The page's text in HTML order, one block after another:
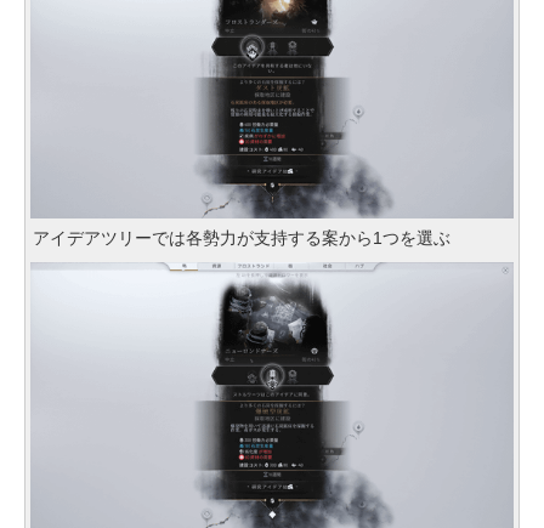
アイデアツリーでは各勢力が支持する案から1つを選ぶ